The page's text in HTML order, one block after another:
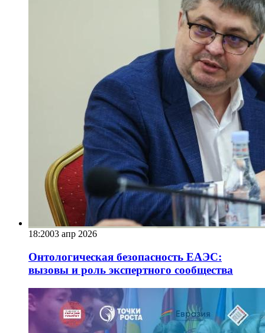
18:2003 апр 2026
Онтологическая безопасность ЕАЭС:
вызовы и роль экспертного сообщества